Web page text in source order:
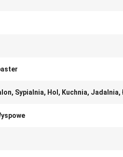
Sypialnia, Hol, Kuchnia, Jadalnia,